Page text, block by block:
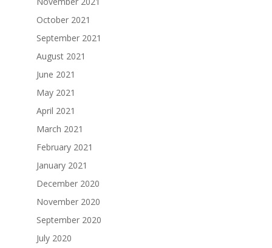
October 2021
September 2021
August 2021
June 2021
May 2021
April 2021
March 2021
February 2021
January 2021
December 2020
November 2020
September 2020
July 2020